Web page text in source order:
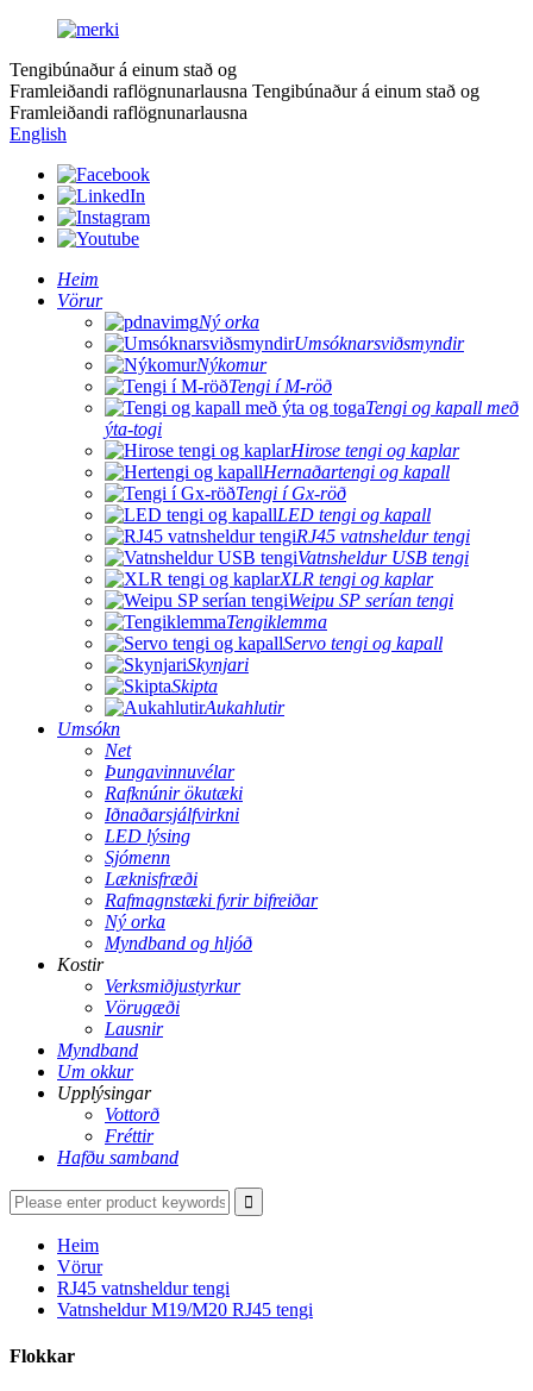
Tengibúnaður á einum stað og
Framleiðandi raflögnunarlausna Tengibúnaður á einum stað og
Framleiðandi raflögnunarlausna
English
Heim
Vörur
Ný orka
Umsóknarsviðsmyndir
Nýkomur
Tengi í M-röð
Tengi og kapall með
ýta-togi
Hirose tengi og kaplar
Hernaðartengi og kapall
Tengi í Gx-röð
LED tengi og kapall
RJ45 vatnsheldur tengi
Vatnsheldur USB tengi
XLR tengi og kaplar
Weipu SP serían tengi
Tengiklemma
Servo tengi og kapall
Skynjari
Skipta
Aukahlutir
Umsókn
Net
Þungavinnuvélar
Rafknúnir ökutæki
Iðnaðarsjálfvirkni
LED lýsing
Sjómenn
Læknisfræði
Rafmagnstæki fyrir bifreiðar
Ný orka
Myndband og hljóð
Kostir
Verksmiðjustyrkur
Vörugæði
Lausnir
Myndband
Um okkur
Upplýsingar
Vottorð
Fréttir
Hafðu samband
Heim
Vörur
RJ45 vatnsheldur tengi
Vatnsheldur M19/M20 RJ45 tengi
Flokkar